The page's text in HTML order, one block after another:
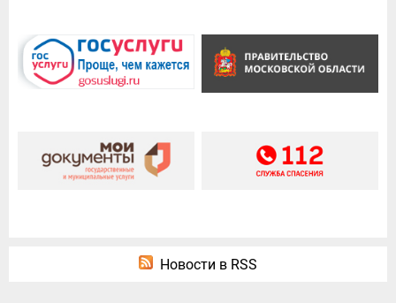
Новости в RSS